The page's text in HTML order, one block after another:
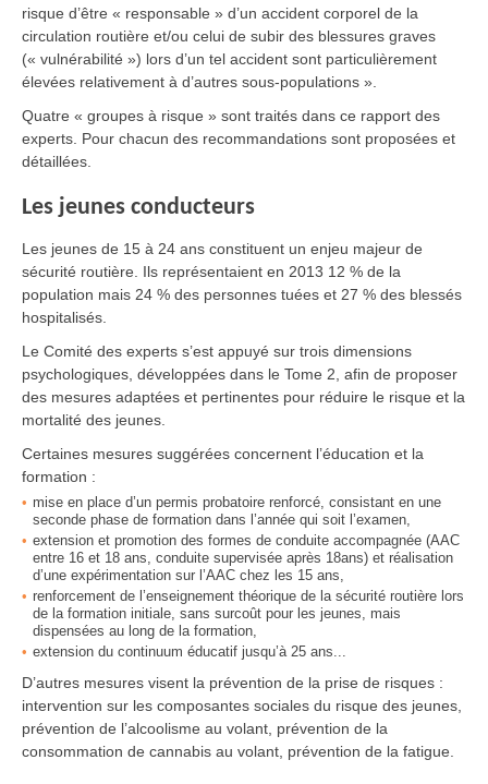
risque d’être « responsable » d’un accident corporel de la
circulation routière et/ou celui de subir des blessures graves
(« vulnérabilité ») lors d’un tel accident sont particulièrement
élevées relativement à d’autres sous-populations ».
Quatre « groupes à risque » sont traités dans ce rapport des
experts. Pour chacun des recommandations sont proposées et
détaillées.
Les jeunes conducteurs
Les jeunes de 15 à 24 ans constituent un enjeu majeur de
sécurité routière. Ils représentaient en 2013 12 % de la
population mais 24 % des personnes tuées et 27 % des blessés
hospitalisés.
Le Comité des experts s’est appuyé sur trois dimensions
psychologiques, développées dans le Tome 2, afin de proposer
des mesures adaptées et pertinentes pour réduire le risque et la
mortalité des jeunes.
Certaines mesures suggérées concernent l’éducation et la
formation :
mise en place d’un permis probatoire renforcé, consistant en une
seconde phase de formation dans l’année qui soit l’examen,
extension et promotion des formes de conduite accompagnée (AAC
entre 16 et 18 ans, conduite supervisée après 18ans) et réalisation
d’une expérimentation sur l’AAC chez les 15 ans,
renforcement de l’enseignement théorique de la sécurité routière lors
de la formation initiale, sans surcoût pour les jeunes, mais
dispensées au long de la formation,
extension du continuum éducatif jusqu’à 25 ans...
D’autres mesures visent la prévention de la prise de risques :
intervention sur les composantes sociales du risque des jeunes,
prévention de l’alcoolisme au volant, prévention de la
consommation de cannabis au volant, prévention de la fatigue.